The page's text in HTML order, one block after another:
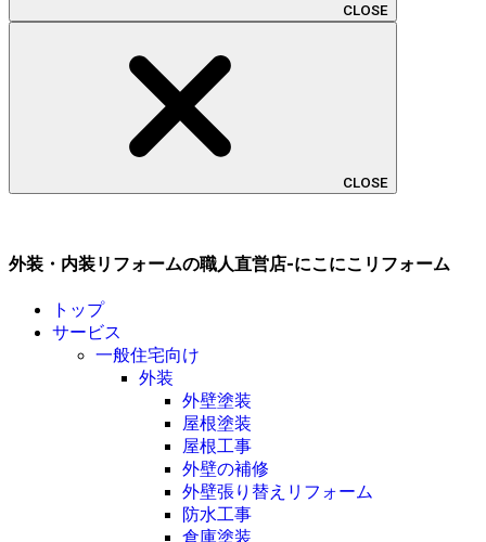
CLOSE
CLOSE
外装・内装リフォームの職人直営店-にこにこリフォーム
トップ
サービス
一般住宅向け
外装
外壁塗装
屋根塗装
屋根工事
外壁の補修
外壁張り替えリフォーム
防水工事
倉庫塗装